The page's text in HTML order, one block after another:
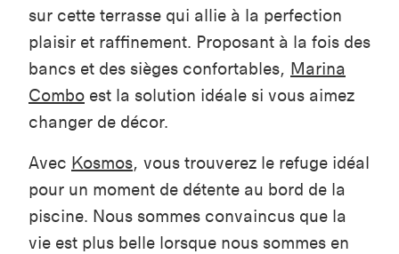
sur cette terrasse qui allie à la perfection
plaisir et raffinement. Proposant à la fois des
bancs et des sièges confortables, Marina
Combo est la solution idéale si vous aimez
changer de décor.
Avec Kosmos, vous trouverez le refuge idéal
pour un moment de détente au bord de la
piscine. Nous sommes convaincus que la
vie est plus belle lorsque nous sommes en